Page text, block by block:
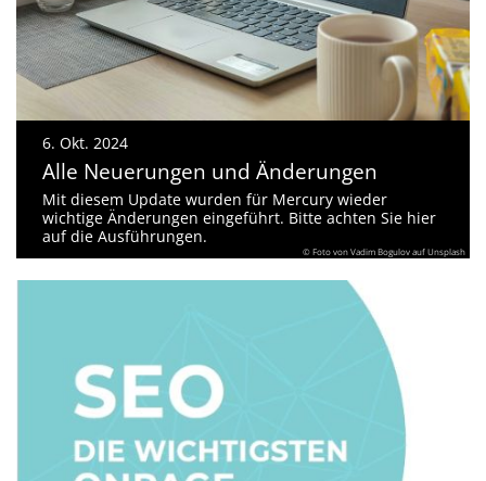
6. Okt. 2024
Alle Neuerungen und Änderungen
Mit diesem Update wurden für Mercury wieder
wichtige Änderungen eingeführt. Bitte achten Sie hier
auf die Ausführungen.
© Foto von Vadim Bogulov auf Unsplash